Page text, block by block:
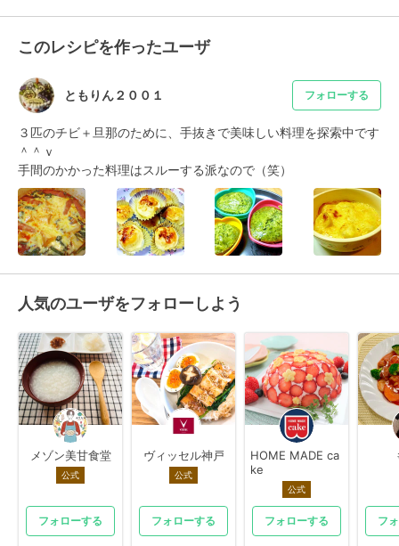
このレシピを作ったユーザ
ともりん２００１ フォローする
３匹のチビ＋旦那のために、手抜きで美味しい料理を探索中です
＾＾ｖ
手間のかかった料理はスルーする派なので（笑）
人気のユーザをフォローしよう
メゾン美甘食堂
公式
フォローする
ヴィッセル神戸
公式
フォローする
HOME MADE ca
ke
公式
フォローする フ